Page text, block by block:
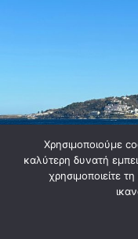
Χρησιμοποιούμε
καλύτερη δυνατή
χρησιμοποιείτε